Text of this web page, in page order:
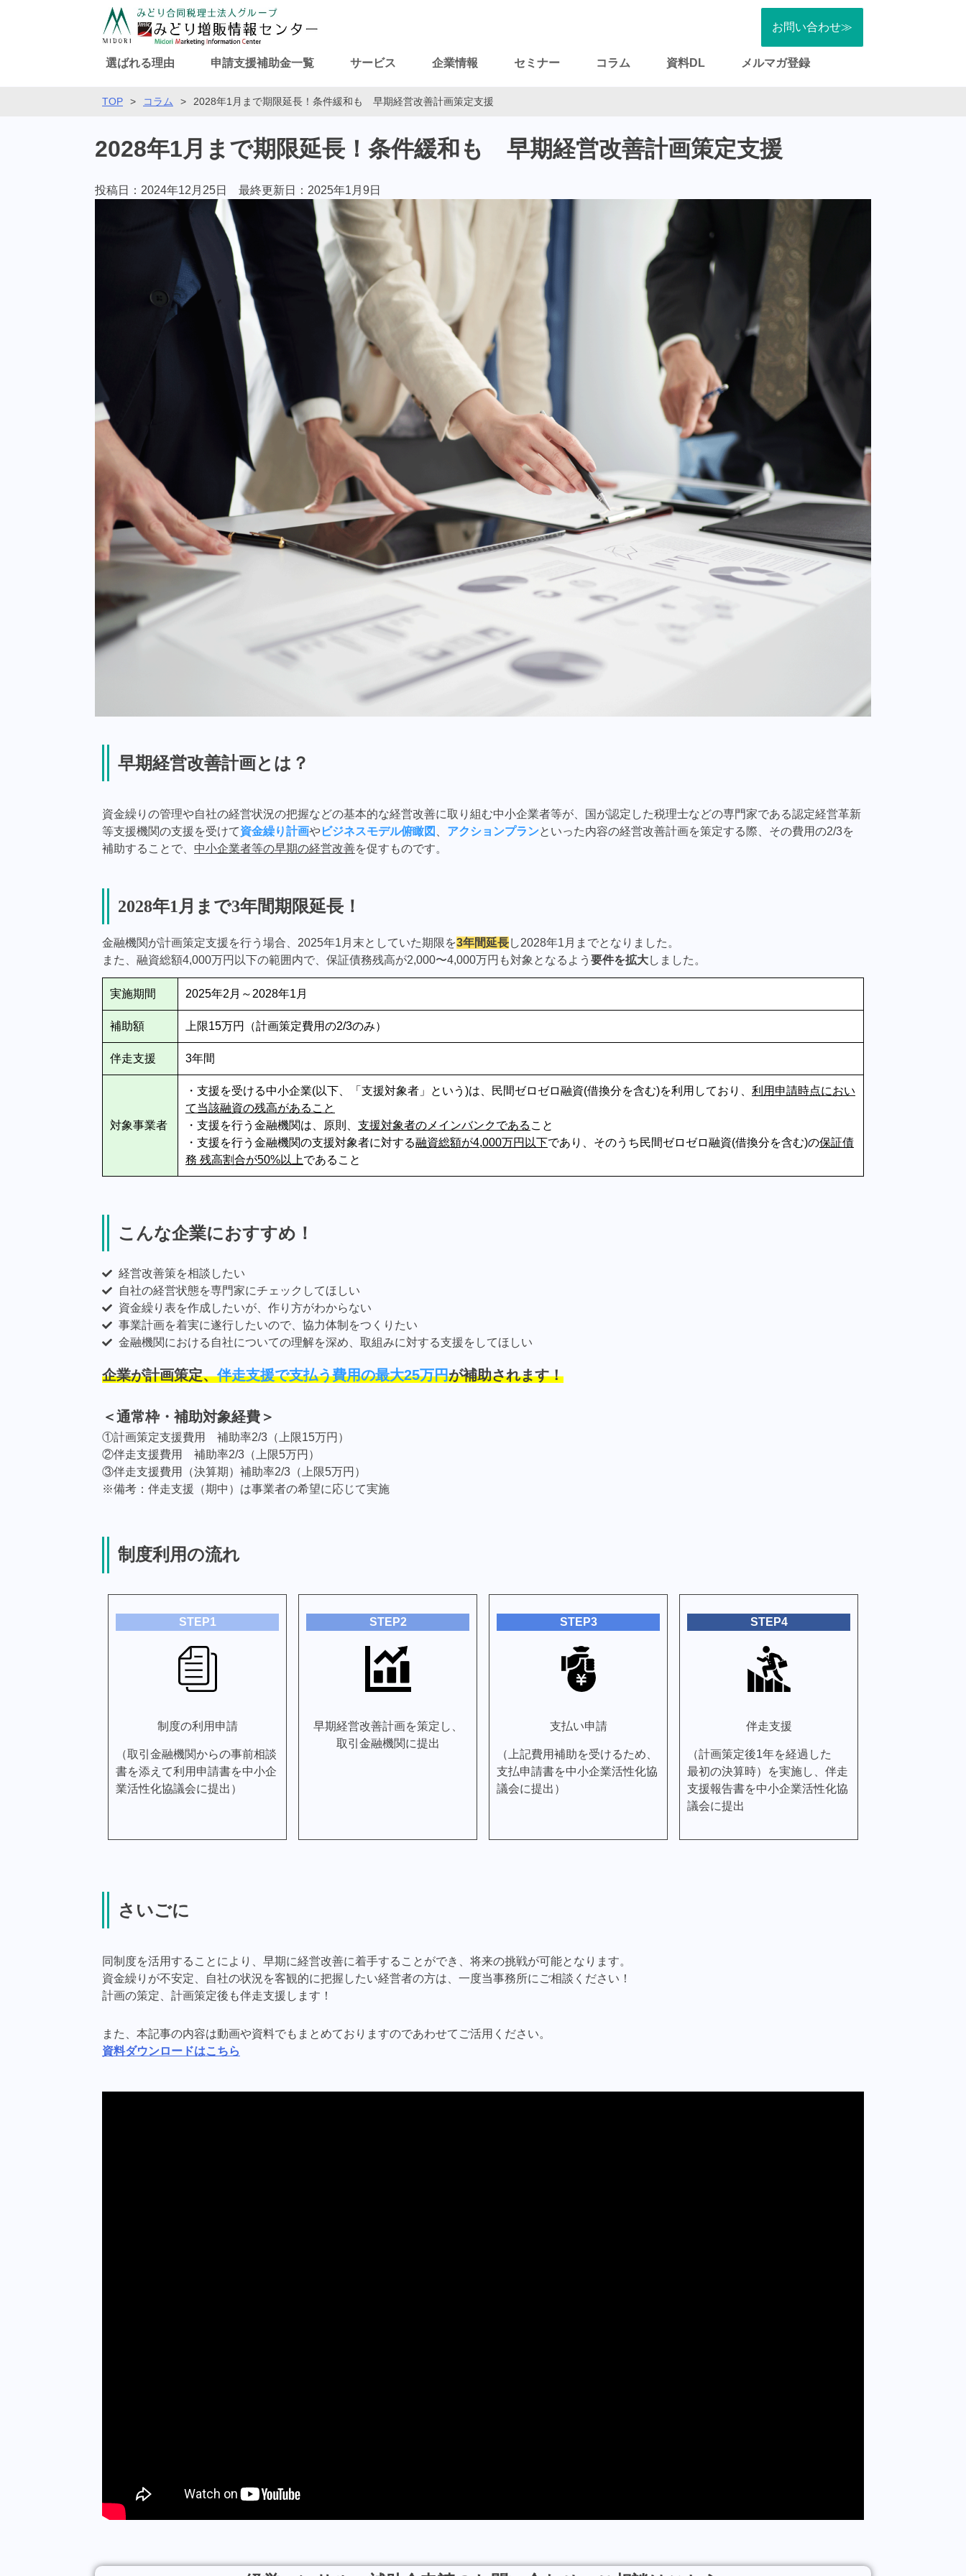
お問い合わせ≫
選ばれる理由 申請支援補助金一覧 サービス 企業情報 セミナー コラム 資料DL メルマガ登録
TOP > コラム > 2028年1月まで期限延長！条件緩和も 早期経営改善計画策定支援
2028年1月まで期限延長！条件緩和も 早期経営改善計画策定支援
投稿日：2024年12月25日 最終更新日： 2025年1月9日
早期経営改善計画とは？
資金繰りの管理や自社の経営状況の把握などの基本的な経営改善に取り組む中小企業者等が、国が認定した税理士などの専門家である認定経営革新
等支援機関の支援を受けて資金繰り計画やビジネスモデル俯瞰図 、 アクションプランといった内容の経営改善計画を策定する際、その費用の2/3を
補助することで、 中小企業者等の早期の経営改善を促すものです。
2028年1月まで3年間期限延長！
金融機関が計画策定支援を行う場合、2025年1月末としていた期限を3年間延長し2028年1月までとなりました。
また、融資総額4,000万円以下の範囲内で、保証債務残高が2,000〜4,000万円も対象となるよう 要件を拡大しました。
実施期間 2025年2月～2028年1月
補助額 上限15万円（計画策定費用の2/3のみ）
伴走支援 3年間
対象事業者
・支援を受ける中小企業(以下、「支援対象者」という)は、民間ゼロゼロ融資(借換分を含む)を利用しており、 利用申請時点におい
て当該融資の残高があること
・支援を行う金融機関は、原則、 支援対象者のメインバンクである こと
・支援を行う金融機関の支援対象者に対する融資総額が4,000万円以下であり、そのうち民間ゼロゼロ融資(借換分を含む)の保証債
務 残高割合が50%以上であること
こんな企業におすすめ！
経営改善策を相談したい
自社の経営状態を専門家にチェックしてほしい
資金繰り表を作成したいが、作り方がわからない
事業計画を着実に遂行したいので、協力体制をつくりたい
金融機関における自社についての理解を深め、取組みに対する支援をしてほしい
企業が計画策定、伴走支援で支払う費用の最大25万円が補助されます！
＜通常枠・補助対象経費＞
①計画策定支援費用 補助率2/3（上限15万円）
②伴走支援費用 補助率2/3（上限5万円）
③伴走支援費用（決算期）補助率2/3（上限5万円）
※備考：伴走支援（期中）は事業者の希望に応じて実施
制度利用の流れ
STEP1
制度の利用申請
（取引金融機関からの事前相談
書を添えて利用申請書を中小企
業活性化協議会に提出）
STEP2
早期経営改善計画を策定し、
取引金融機関に提出
STEP3
支払い申請
（上記費用補助を受けるため、
支払申請書を中小企業活性化協
議会に提出）
STEP4
伴走支援
（計画策定後1年を経過した
最初の決算時）を実施し、伴走
支援報告書を中小企業活性化協
議会に提出
さいごに
同制度を活用することにより、早期に経営改善に着手することができ、将来の挑戦が可能となります。
資金繰りが不安定、自社の状況を客観的に把握したい経営者の方は、一度当事務所にご相談ください！
計画の策定、計画策定後も伴走支援します！
また、本記事の内容は動画や資料でもまとめておりますのであわせてご活用ください。
資料ダウンロードはこちら